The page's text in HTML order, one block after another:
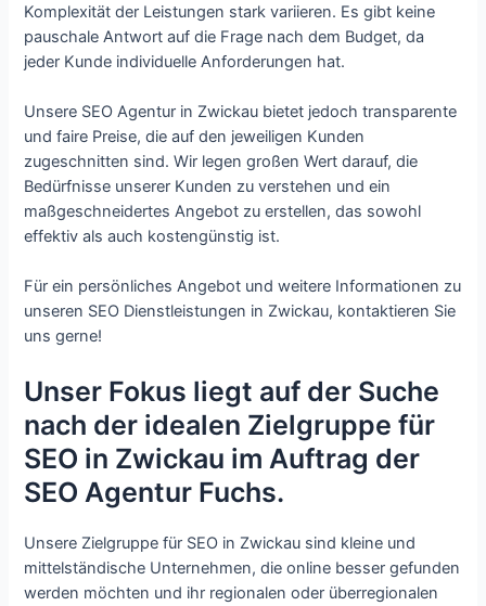
Komplexität der Leistungen stark variieren. Es gibt keine
pauschale Antwort auf die Frage nach dem Budget, da
jeder Kunde individuelle Anforderungen hat.
Unsere SEO Agentur in Zwickau bietet jedoch transparente
und faire Preise, die auf den jeweiligen Kunden
zugeschnitten sind. Wir legen großen Wert darauf, die
Bedürfnisse unserer Kunden zu verstehen und ein
maßgeschneidertes Angebot zu erstellen, das sowohl
effektiv als auch kostengünstig ist.
Für ein persönliches Angebot und weitere Informationen zu
unseren SEO Dienstleistungen in Zwickau, kontaktieren Sie
uns gerne!
Unser Fokus liegt auf der Suche
nach der idealen Zielgruppe für
SEO in Zwickau im Auftrag der
SEO Agentur Fuchs.
Unsere Zielgruppe für SEO in Zwickau sind kleine und
mittelständische Unternehmen, die online besser gefunden
werden möchten und ihr regionalen oder überregionalen